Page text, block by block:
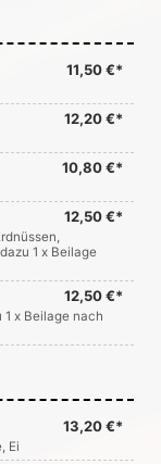
11,50 €*
12,20 €*
10,80 €*
12,50 €*
1 x Beilage
12,50 €*
x Beilage nach
13,20 €*
Ei